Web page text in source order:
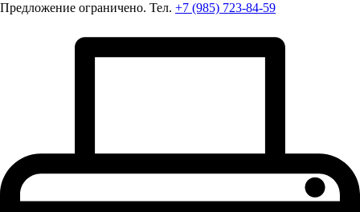
Предложение ограничено. Тел. +7 (985) 723-84-59